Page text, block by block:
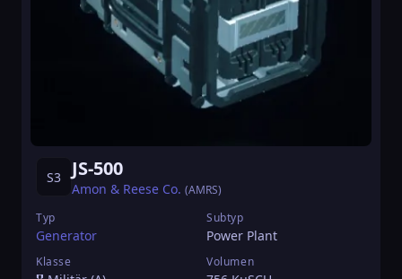
S3 JS-500
Amon & Reese Co. (AMRS)
Typ
Generator
Subtyp
Power Plant
Klasse Volumen